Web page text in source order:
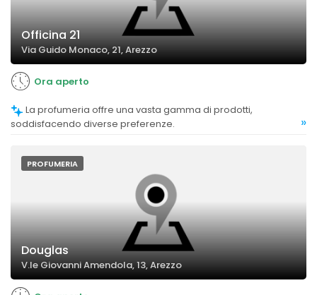
Officina 21
Via Guido Monaco, 21, Arezzo
Ora aperto
soddisfacendo diverse preferenze.
»
PROFUMERIA
Douglas
V.le Giovanni Amendola, 13, Arezzo